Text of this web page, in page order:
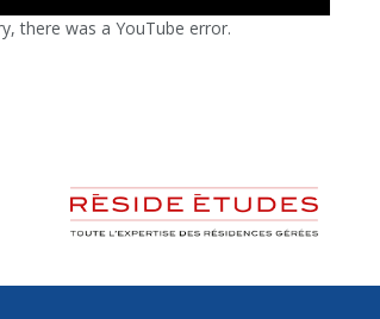
there was a YouTube error.